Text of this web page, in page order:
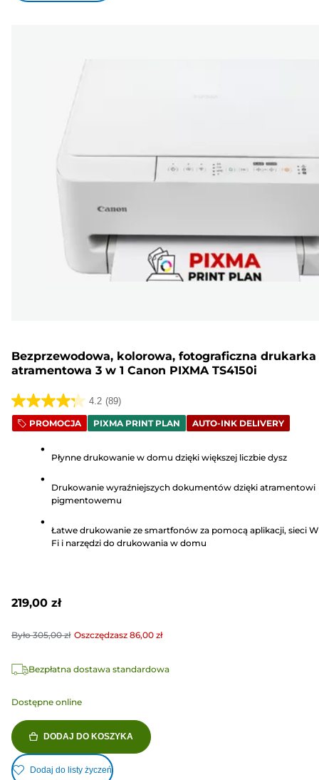
Bezprzewodowa, kolorowa, fotograficzna drukarka
atramentowa 3 w 1 Canon PIXMA TS4150i
4.2 (89)
4.2
na
gwiazdek.
Recenzji
PROMOCJA PIXMA PRINT PLAN AUTO-INK DELIVERY
Płynne drukowanie w domu dzięki większej liczbie dysz
Drukowanie wyraźniejszych dokumentów dzięki atramentowi
pigmentowemu
Łatwe drukowanie ze smartfonów za pomocą aplikacji, sieci
Fi i narzędzi do drukowania w domu
219,00 zł
Było305,00 zł Oszczędzasz 86,00 zł
Bezpłatna dostawa standardowa
Dostępne online
DODAJ DO KOSZYKA
Dodaj do listy życzeń